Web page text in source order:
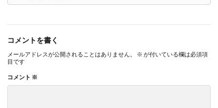
コメントを書く
メールアドレスが公開されることはありません。 ※ が付いている欄は必須項
目です
コメント ※